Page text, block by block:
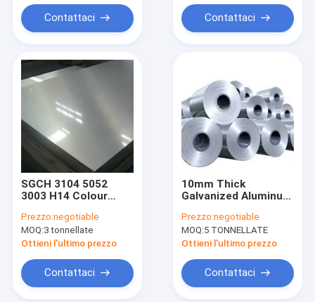
Strato del piatto di acciaio inossidabile
Metropolitana d'acciaio del quadrato della cavità
Tubo d'acciaio galvanizzato immerso caldo
Tubi d'acciaio saldati
Contattaci Contattaci
SGCH 3104 5052
3003 H14 Colour
Sheet 600 To
2000mm
Prezzo:negotiable
MOQ:3 tonnellate
Ottieni l'ultimo prezzo
Contattaci
10mm Thick
Galvanized Aluminum
AZ200 ASTM Slit
Edge
Prezzo:negotiable
MOQ:5 TONNELLATE
Ottieni l'ultimo prezzo
Contattaci